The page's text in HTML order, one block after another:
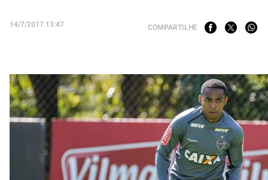
14/7/2017 13:47 COMPARTILHE